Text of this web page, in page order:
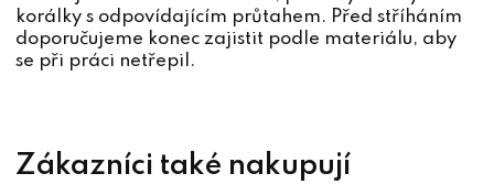
korálky s odpovídajícím průtahem. Před stříháním
doporučujeme konec zajistit podle materiálu, aby
se při práci netřepil.